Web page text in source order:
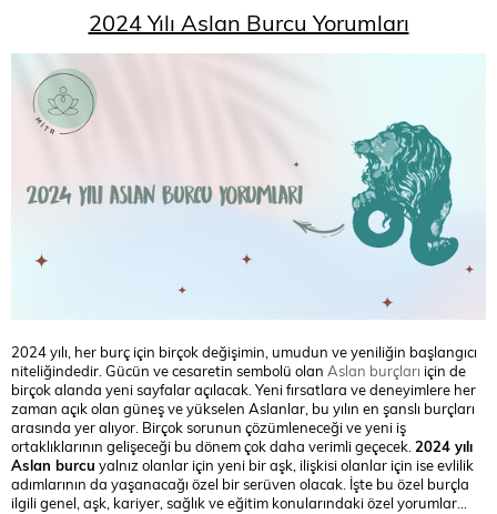
2024 Yılı Aslan Burcu Yorumları
2024 yılı, her burç için birçok değişimin, umudun ve yeniliğin başlangıcı
niteliğindedir. Gücün ve cesaretin sembolü olan Aslan burçları için de
birçok alanda yeni sayfalar açılacak. Yeni fırsatlara ve deneyimlere her
zaman açık olan güneş ve yükselen Aslanlar, bu yılın en şanslı burçları
arasında yer alıyor. Birçok sorunun çözümleneceği ve yeni iş
ortaklıklarının gelişeceği bu dönem çok daha verimli geçecek. 2024 yılı
Aslan burcu yalnız olanlar için yeni bir aşk, ilişkisi olanlar için ise evlilik
adımlarının da yaşanacağı özel bir serüven olacak. İşte bu özel burçla
ilgili genel, aşk, kariyer, sağlık ve eğitim konularındaki özel yorumlar...